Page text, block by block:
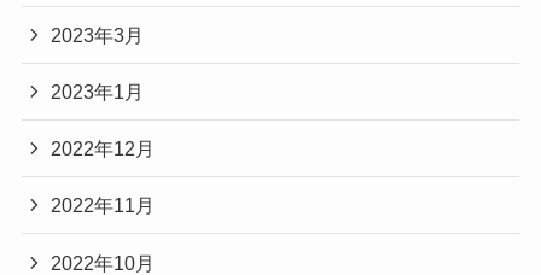
2023年3月
2023年1月
2022年12月
2022年11月
2022年10月